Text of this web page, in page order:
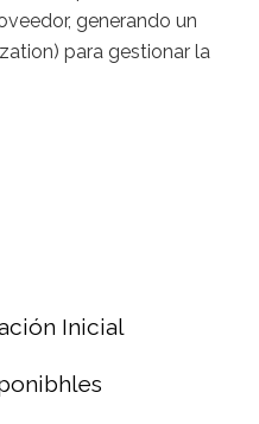
generando un
para gestionar la
Inicial